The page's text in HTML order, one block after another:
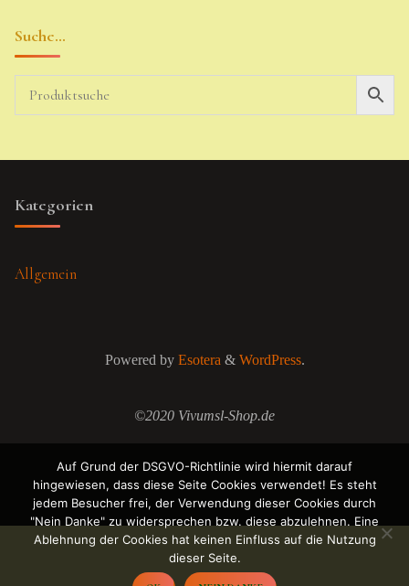
Suche…
Kategorien
Allgemein
Powered byEsotera& WordPress.
©2020 Vivumsl-Shop.de
Auf Grund der DSGVO-Richtlinie wird hiermit darauf
hingewiesen, dass diese Seite Cookies verwendet! Es steht
jedem Besucher frei, der Verwendung dieser Cookies durch
"Nein Danke" zu widersprechen bzw. diese abzulehnen. Eine
Ablehnung der Cookies hat keinen Einfluss auf die Nutzung
dieser Seite.